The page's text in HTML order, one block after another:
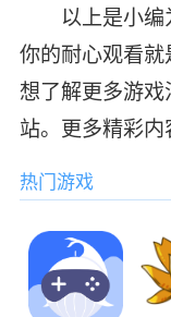
以上是小编为
你的耐心观看
想了解更多游
站。更多精彩内
热门游戏